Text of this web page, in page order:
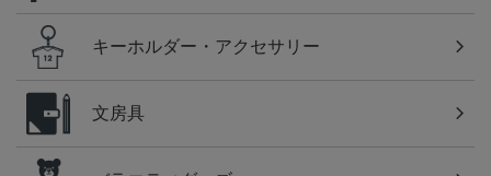
キーホルダー・アクセサリー
文房具